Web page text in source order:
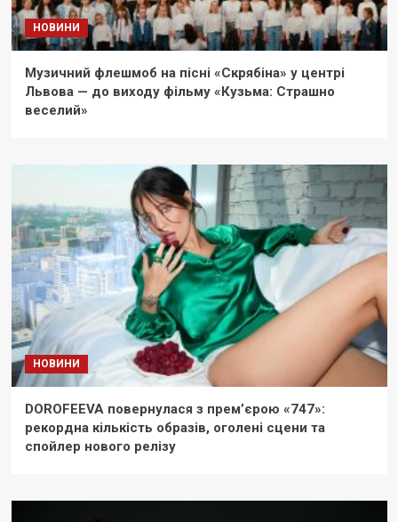
НОВИНИ
Музичний флешмоб на пісні «Скрябіна» у центрі
Львова — до виходу фільму «Кузьма: Страшно
веселий»
НОВИНИ
DOROFEEVA повернулася з прем’єрою «747»:
рекордна кількість образів, оголені сцени та
спойлер нового релізу